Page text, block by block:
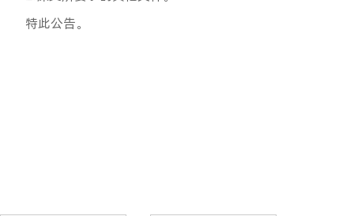
特此公告。